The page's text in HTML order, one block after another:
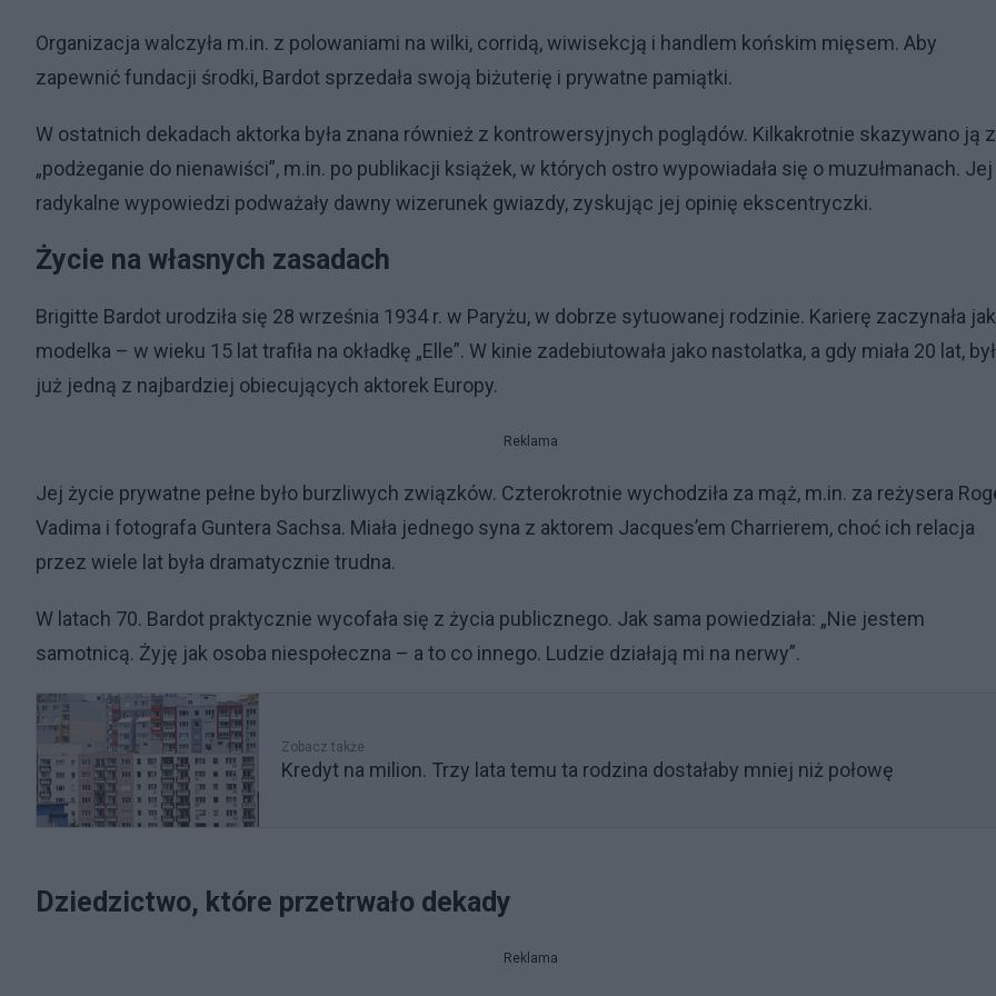
Organizacja walczyła m.in. z polowaniami na wilki, corridą, wiwisekcją i handlem końskim mięsem. Aby
zapewnić fundacji środki, Bardot sprzedała swoją biżuterię i prywatne pamiątki.
W ostatnich dekadach aktorka była znana również z kontrowersyjnych poglądów. Kilkakrotnie skazywano ją
„podżeganie do nienawiści”, m.in. po publikacji książek, w których ostro wypowiadała się o muzułmanach. Jej
radykalne wypowiedzi podważały dawny wizerunek gwiazdy, zyskując jej opinię ekscentryczki.
Życie na własnych zasadach
Brigitte Bardot urodziła się 28 września 1934 r. w Paryżu, w dobrze sytuowanej rodzinie. Karierę zaczynała
modelka – w wieku 15 lat trafiła na okładkę „Elle”. W kinie zadebiutowała jako nastolatka, a gdy miała 20 lat,
już jedną z najbardziej obiecujących aktorek Europy.
Reklama
Jej życie prywatne pełne było burzliwych związków. Czterokrotnie wychodziła za mąż, m.in. za reżysera
Vadima i fotografa Guntera Sachsa. Miała jednego syna z aktorem Jacques’em Charrierem, choć ich relacja
przez wiele lat była dramatycznie trudna.
W latach 70. Bardot praktycznie wycofała się z życia publicznego. Jak sama powiedziała: „Nie jestem
samotnicą. Żyję jak osoba niespołeczna – a to co innego. Ludzie działają mi na nerwy”.
Zobacz także
Kredyt na milion. Trzy lata temu ta rodzina dostałaby mniej niż połowę
Dziedzictwo, które przetrwało dekady
Reklama